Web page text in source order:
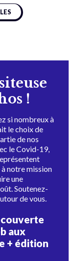
!
si nombreux à
le choix de
de nos
le Covid-19,
notre mission
une
Soutenez-
de vous.
aux
+ édition